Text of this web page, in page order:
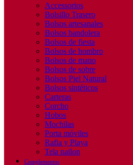
Accessorios
Bolsillo Trasero
Bolsos artesanales
Bolsos bandolera
Bolsos de fiesta
Bolsos de hombro
Bolsos de mano
Bolsos de sobre
Bolsos Piel Natural
Bolsos sintéticos
Carteras
Corcho
Hobos
Mochilas
Porta móviles
Rafia y Playa
Tela nailon
Complementos